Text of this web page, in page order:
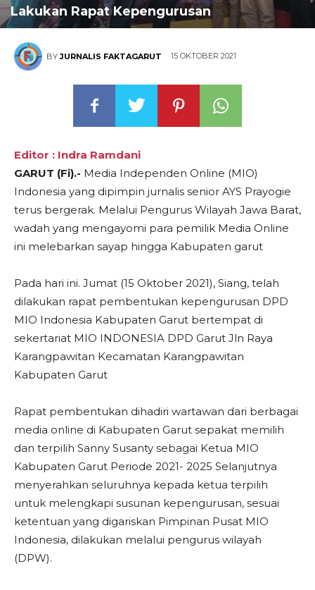
Lakukan Rapat Kepengurusan
BY JURNALIS FAKTAGARUT 15 OKTOBER 2021
Editor : Indra Ramdani
GARUT (Fi).- Media Independen Online (MIO)
Indonesia yang dipimpin jurnalis senior AYS Prayogie
terus bergerak. Melalui Pengurus Wilayah Jawa Barat,
wadah yang mengayomi para pemilik Media Online
ini melebarkan sayap hingga Kabupaten garut
Pada hari ini. Jumat (15 Oktober 2021), Siang, telah
dilakukan rapat pembentukan kepengurusan DPD
MIO Indonesia Kabupaten Garut bertempat di
sekertariat MIO INDONESIA DPD Garut Jln Raya
Karangpawitan Kecamatan Karangpawitan
Kabupaten Garut
Rapat pembentukan dihadiri wartawan dari berbagai
media online di Kabupaten Garut sepakat memilih
dan terpilih Sanny Susanty sebagai Ketua MIO
Kabupaten Garut Periode 2021- 2025 Selanjutnya
menyerahkan seluruhnya kepada ketua terpilih
untuk melengkapi susunan kepengurusan, sesuai
ketentuan yang digariskan Pimpinan Pusat MIO
Indonesia, dilakukan melalui pengurus wilayah
(DPW).